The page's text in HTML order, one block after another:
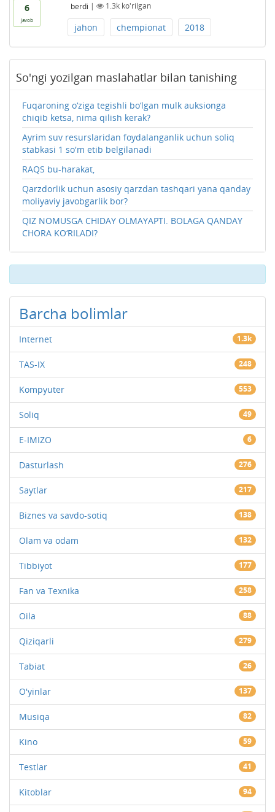
6
javob
berdi | 1.3kko'rilgan
jahon chempionat 2018
So'ngi yozilgan maslahatlar bilan tanishing
Fuqaroning o‘ziga tegishli bo‘lgan mulk auksionga
chiqib ketsa, nima qilish kerak?
Ayrim suv resurslaridan foydalanganlik uchun soliq
stabkasi 1 so'm etib belgilanadi
RAQS bu-harakat,
Qarzdorlik uchun asosiy qarzdan tashqari yana qanday
moliyaviy javobgarlik bor?
QIZ NOMUSGA CHIDAY OLMAYAPTI. BOLAGA QANDAY
CHORA KO‘RILADI?
Barcha bolimlar
Internet 1.3k
TAS-IX 248
Kompyuter 553
Soliq 49
E-IMIZO 6
Dasturlash 276
Saytlar 217
Biznes va savdo-sotiq 138
Olam va odam 132
Tibbiyot 177
Fan va Texnika 258
Oila 88
Qiziqarli 279
Tabiat 26
O'yinlar 137
Musiqa 82
Kino 59
Testlar 41
Kitoblar 94